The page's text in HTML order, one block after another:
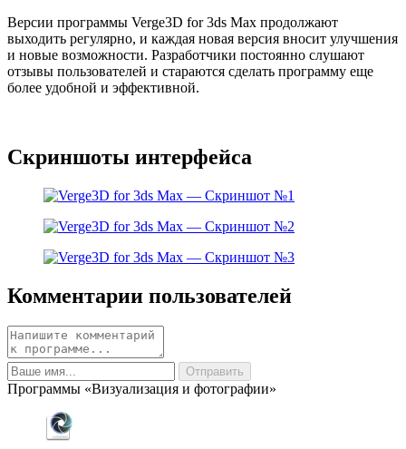
Версии программы Verge3D for 3ds Max продолжают
выходить регулярно, и каждая новая версия вносит улучшения
и новые возможности. Разработчики постоянно слушают
отзывы пользователей и стараются сделать программу еще
более удобной и эффективной.
Скриншоты интерфейса
Комментарии пользователей
Программы «Визуализация и фотографии»